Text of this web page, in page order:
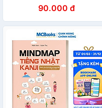
90.000 đ